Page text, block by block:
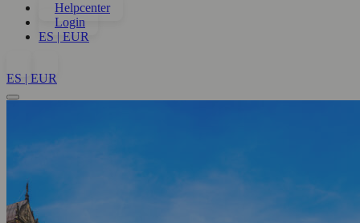
Helpcenter
Login
ES | EUR
ES | EUR